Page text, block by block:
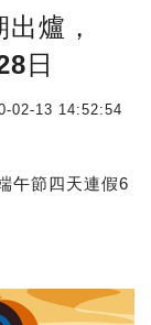
爐，
日
02-13 14:52:54
午節四天連假6